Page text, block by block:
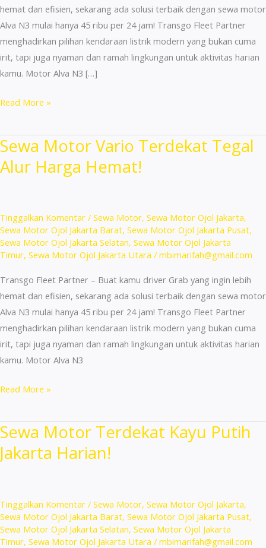
hemat dan efisien, sekarang ada solusi terbaik dengan sewa motor
Alva N3 mulai hanya 45 ribu per 24 jam! Transgo Fleet Partner
menghadirkan pilihan kendaraan listrik modern yang bukan cuma
irit, tapi juga nyaman dan ramah lingkungan untuk aktivitas harian
kamu. Motor Alva N3 […]
Sewa
Terdekat
Cipedak
Jakarta
&
Bulanan!
Read More »
Sewa Motor Vario Terdekat Tegal
Alur Harga Hemat!
Tinggalkan Komentar / Sewa Motor, Sewa Motor Ojol Jakarta,
Sewa Motor Ojol Jakarta Barat, Sewa Motor Ojol Jakarta Pusat,
Sewa Motor Ojol Jakarta Selatan, Sewa Motor Ojol Jakarta
Timur, Sewa Motor Ojol Jakarta Utara / mbimarifah@gmail.com
Transgo Fleet Partner – Buat kamu driver Grab yang ingin lebih
hemat dan efisien, sekarang ada solusi terbaik dengan sewa motor
Alva N3 mulai hanya 45 ribu per 24 jam! Transgo Fleet Partner
menghadirkan pilihan kendaraan listrik modern yang bukan cuma
irit, tapi juga nyaman dan ramah lingkungan untuk aktivitas harian
kamu. Motor Alva N3
Sewa
Vario
Terdekat
Tegal
Hemat!
Read More »
Sewa Motor Terdekat Kayu Putih
Jakarta Harian!
Tinggalkan Komentar / Sewa Motor, Sewa Motor Ojol Jakarta,
Sewa Motor Ojol Jakarta Barat, Sewa Motor Ojol Jakarta Pusat,
Sewa Motor Ojol Jakarta Selatan, Sewa Motor Ojol Jakarta
Timur, Sewa Motor Ojol Jakarta Utara / mbimarifah@gmail.com